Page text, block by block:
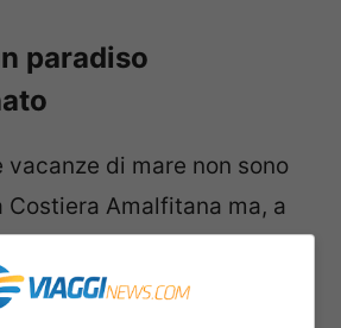
paradiso
vacanze di mare non sono
Amalfitana ma, a
, una zona